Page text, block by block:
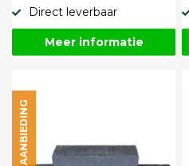
Direct leverbaar
Meer informatie
AANBIEDING